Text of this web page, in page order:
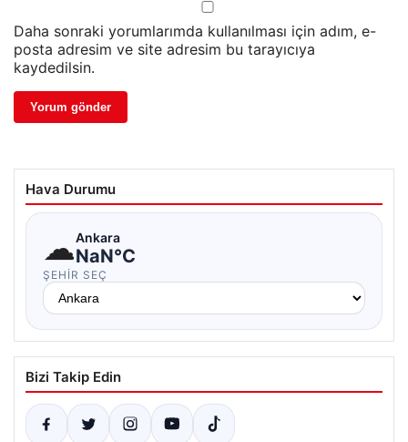
Daha sonraki yorumlarımda kullanılması için adım, e-
posta adresim ve site adresim bu tarayıcıya
kaydedilsin.
Hava Durumu
☁Ankara
NaN°C
ŞEHIR SEÇ
Bizi Takip Edin